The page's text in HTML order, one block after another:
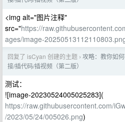
<img alt="图片注释"
src="https://
ages/image-
回复了 isCyan 创建的主题 › 攻略：教你如
接/插代码/插视频（第二版）
测试：
![image-20230524005025283](
https://raw.githubusercontent.com/
/2023/05/24/005026.png)